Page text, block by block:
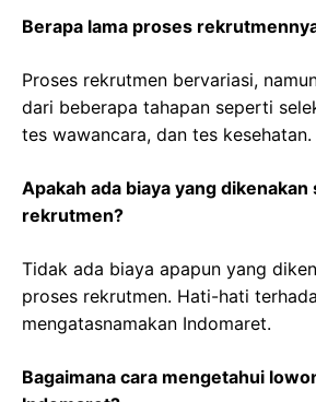
Berapa lama proses
Proses rekrutmen bervariasi,
dari beberapa tahapan seperti
tes wawancara, dan tes kesehatan.
Apakah ada biaya yang
rekrutmen?
Tidak ada biaya apapun yang
proses rekrutmen. Hati-hati
mengatasnamakan Indomaret.
Bagaimana cara mengetahui